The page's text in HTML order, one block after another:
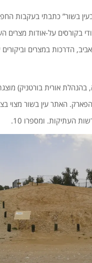
בשור” כתבתי בעקבות
בקורסים על-אודות מצרים
הדרכות במצרים
בהנהלת אורית בורטניק)
האתר עין בשור מצוי